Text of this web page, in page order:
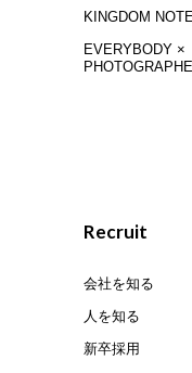
KINGDOM NOTE
EVERYBODY ×
Recruit
会社を知る
人を知る
新卒採用